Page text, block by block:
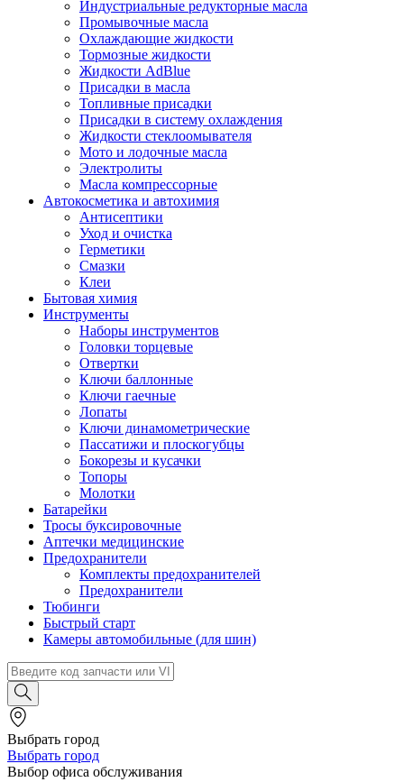
Индустриальные редукторные масла
Промывочные масла
Охлаждающие жидкости
Тормозные жидкости
Жидкости AdBlue
Присадки в масла
Топливные присадки
Присадки в систему охлаждения
Жидкости стеклоомывателя
Мото и лодочные масла
Электролиты
Масла компрессорные
Автокосметика и автохимия
Антисептики
Уход и очистка
Герметики
Смазки
Клеи
Бытовая химия
Инструменты
Наборы инструментов
Головки торцевые
Отвертки
Ключи баллонные
Ключи гаечные
Лопаты
Ключи динамометрические
Пассатижи и плоскогубцы
Бокорезы и кусачки
Топоры
Молотки
Батарейки
Тросы буксировочные
Аптечки медицинские
Предохранители
Комплекты предохранителей
Предохранители
Тюбинги
Быстрый старт
Камеры автомобильные (для шин)
Выбрать город
Выбрать город
Выбор офиса обслуживания